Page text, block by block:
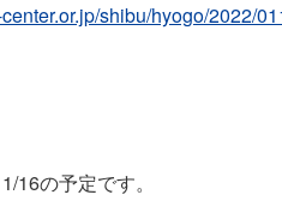
shibu/hyogo/2022/
16の予定です。